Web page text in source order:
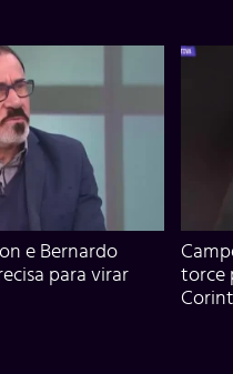
e Bernardo
para virar
torce